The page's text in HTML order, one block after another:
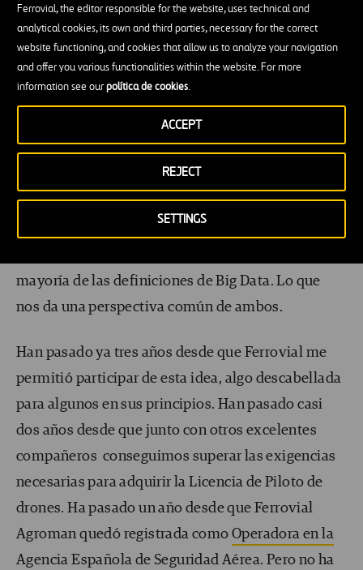
Ferrovial, the editor responsible for the website, uses technical and
analytical cookies, its own and third parties, necessary for the correct
website functioning, and cookies that allow us to analyze your navigation
and offer you various functionalities within the website. For more
information see ourpolítica de cookies.
SETTINGS
REJECT
ACCEPT
potentes equipos,personal especializadoy un
softwarecapaz de manejar toda esta información.
Reflexionando sobre lo mencionado en el párrafo
anterior, es probable que ciertos conceptos nos
gran volumen de datos”,“personal especializado y
un software capaz de manejar toda la
mayoría de las definiciones de Big Data. Lo que
nos da una perspectiva común de ambos.
Han pasado ya tres años desde que Ferrovial me
permitió participar de esta idea, algo descabellada
para algunos en sus principios. Han pasado casi
dos años desde que junto con otros excelentes
compañeros conseguimos superar las exigencias
necesarias para adquirir la Licencia de Piloto de
drones. Ha pasado un año desde que Ferrovial
Agroman quedó registrada como Operadora en la
Agencia Española de Seguridad Aérea. Pero no ha